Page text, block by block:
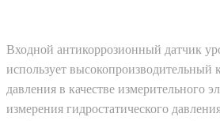
Входной антикоррозионный датчик
использует высокопроизводительный
давления в качестве измерительного
измерения гидростатического